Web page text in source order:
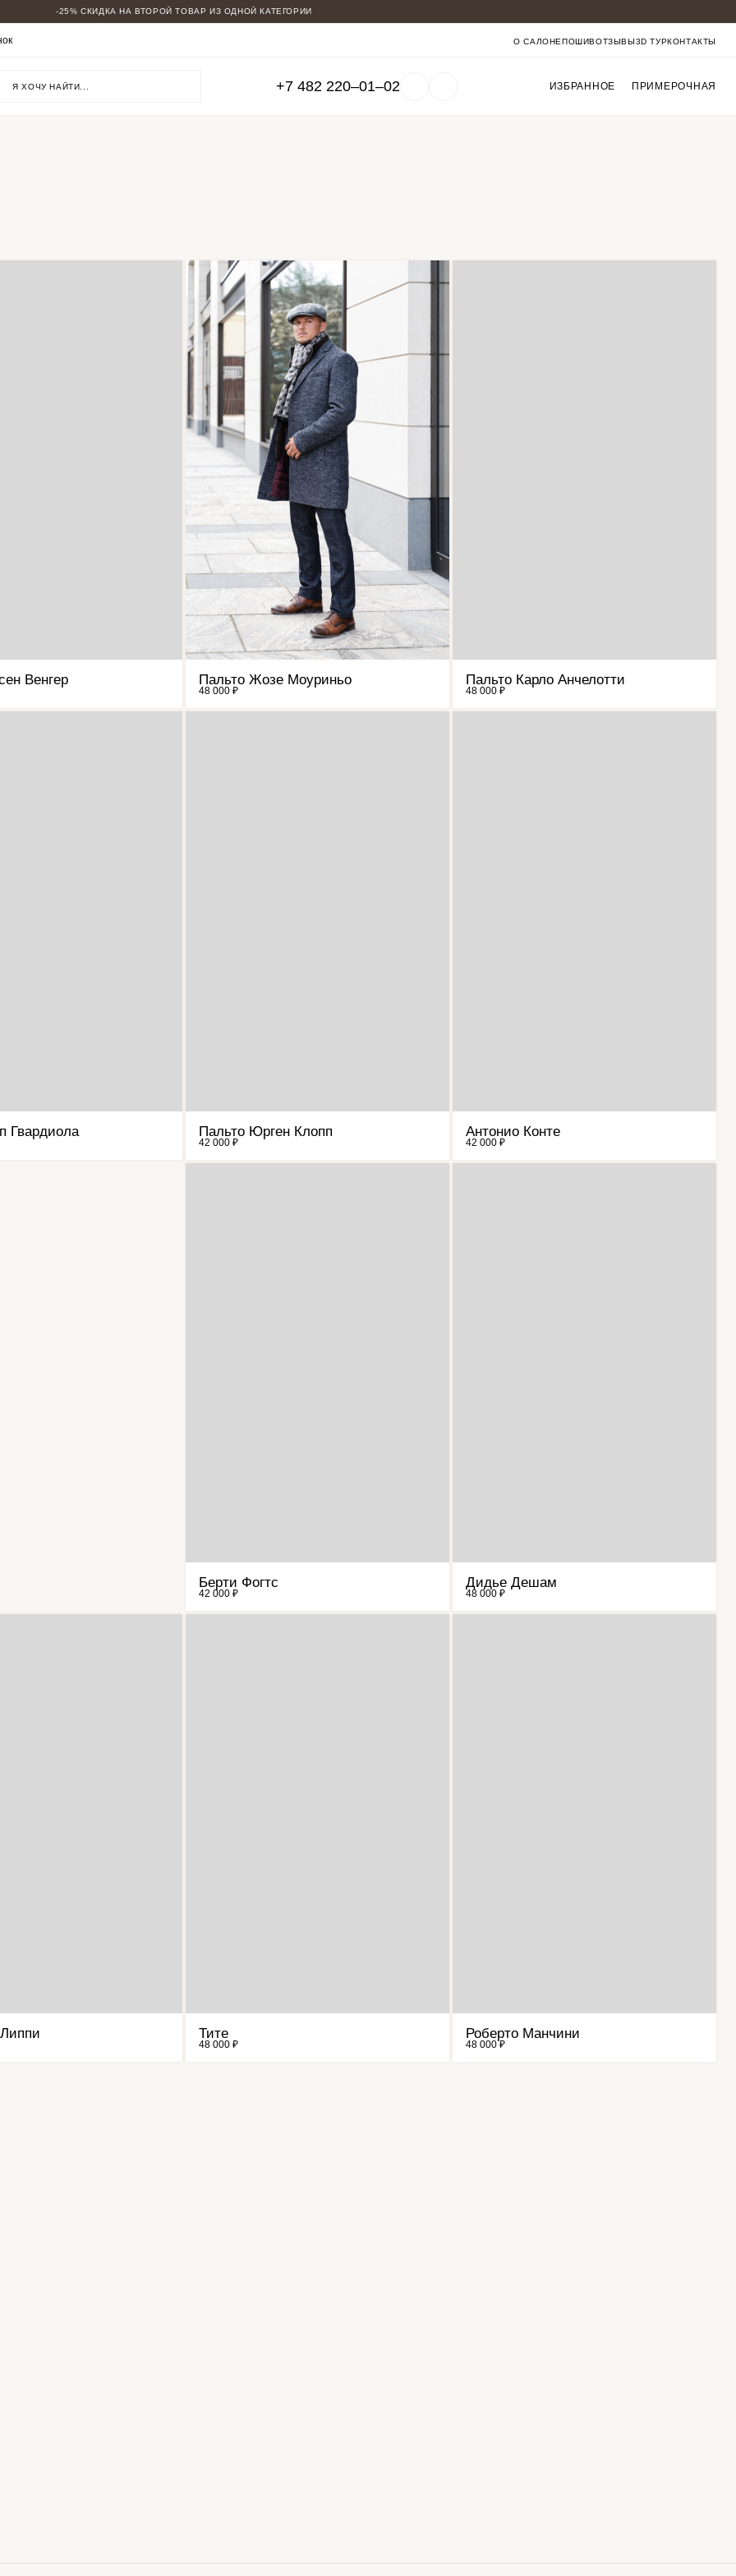
-25% СКИДКА НА ВТОРОЙ ТОВАР ИЗ ОДНОЙ КАТЕГОРИИ
О САЛОНЕПОШИВОТЗЫВЫ3D ТУРКОНТАКТЫ
+7 482 220‒01‒02 ИЗБРАННОЕ ПРИМЕРОЧНАЯ
Венгер Пальто Жозе Моуриньо
48 000 ₽
Пальто Карло Анчелотти
48 000 ₽
Гвардиола Пальто Юрген Клопп
42 000 ₽
Антонио Конте
42 000 ₽
Берти Фогтс
42 000 ₽
Дидье Дешам
48 000 ₽
Тите
48 000 ₽
Роберто Манчини
48 000 ₽